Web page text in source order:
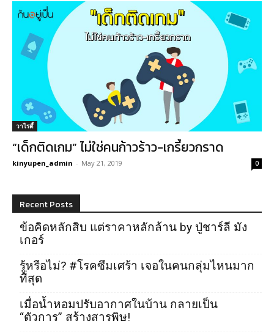
วาไรตี้
“เด็กติดเกม” ไม่ใช่คนก้าวร้าว-เกรี้ยวกราด
kinyupen_admin - May 21, 2019 0
Recent Posts
ข้อคิดหลักสิบ แต่ราคาหลักล้าน by ปู่ชาร์ลี มัง
เกอร์
รู้หรือไม่? #โรคซึมเศร้า เจอในคนกลุ่มไหนมาก
ที่สุด
เมื่อน้ำหอมปรับอากาศในบ้าน กลายเป็น
“ตัวการ” สร้างสารพิษ!